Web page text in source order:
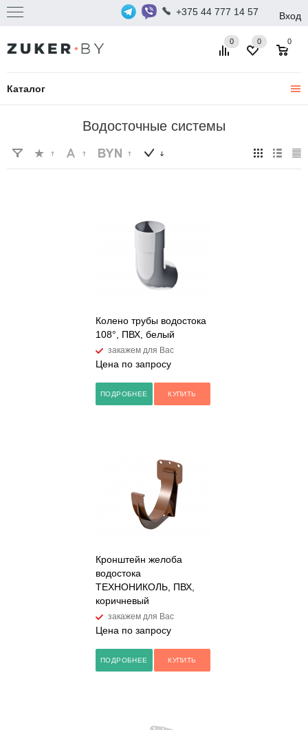
+375 44 777 14 57 Вход
Каталог
0 0
0
Водосточные системы
Колено трубы водостока
108°, ПВХ, белый
закажем для Вас
Цена по запросу
ПОДРОБНЕЕ КУПИТЬ
Кронштейн желоба
водостока
ТЕХНОНИКОЛЬ, ПВХ,
коричневый
закажем для Вас
Цена по запросу
ПОДРОБНЕЕ КУПИТЬ